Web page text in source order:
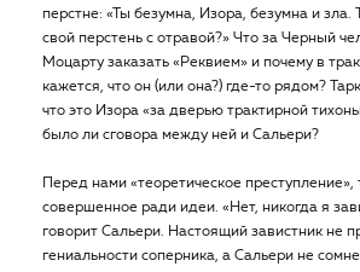
перстне: «Ты безумна, Изора, безумна и зла.
свой перстень с отравой?» Что за Черный
Моцарту заказать «Реквием» и почему в
кажется, что он (или она?) где-то рядом?
что это Изора «за дверью трактирной
было ли сговора между ней и Сальери?
Перед нами «теоретическое преступление»,
совершенное ради идеи. «Нет, никогда я
говорит Сальери. Настоящий завистник не
гениальности соперника, а Сальери не